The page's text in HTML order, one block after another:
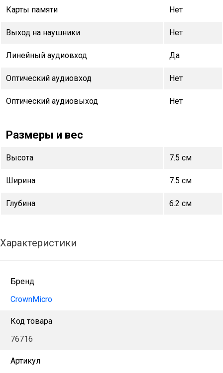
Карты памяти Нет
Выход на наушники Нет
Линейный аудиовход Да
Оптический аудиовход Нет
Оптический аудиовыход Нет
Размеры и вес
Высота 7.5 см
Ширина 7.5 см
Глубина 6.2 см
Характеристики
Бренд
CrownMicro
Код товара
76716
Артикул